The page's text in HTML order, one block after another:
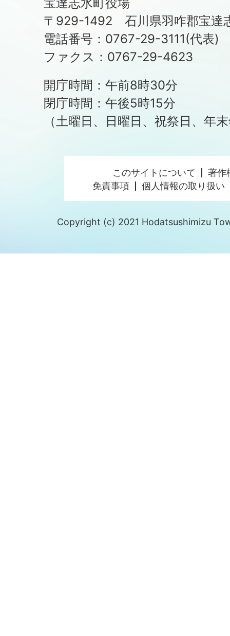
宝達志水町役場
〒929-1492 石川県羽咋郡宝達
電話番号：0767-29-3111(代表)
ファクス：0767-29-4623
開庁時間：午前8時30分
閉庁時間：午後5時15分
（土曜日、日曜日、祝祭日、年
このサイトについて
著作
免責事項
個人情報の取り扱い
Copyright (c) 2021 Hodatsushimizu